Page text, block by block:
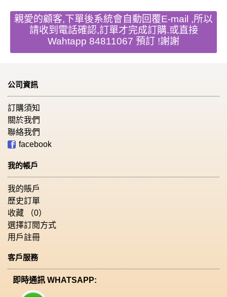
親愛的顧客,下單後系統會自動回覆E-mail ,所以
請收到電話確認,訂單才完成訂購.或直接
Wahtapp 84811067 預訂 !謝謝
公司資訊
訂購須知
關於我們
聯絡我們
facebook
我的帳戶
我的賬戶
歷史訂單
收藏 （0）
選擇訂閱方式
用戶註冊
客戶服務
即時通訊 WHATSAPP: